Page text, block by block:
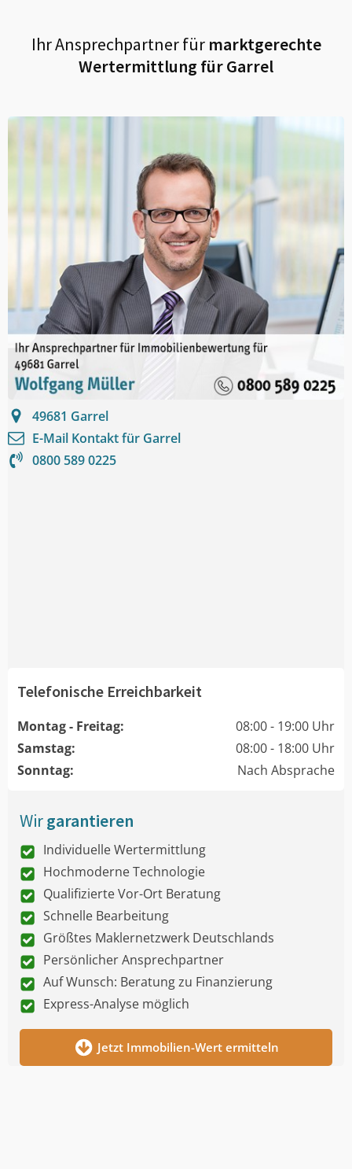
Ihr Ansprechpartner fürmarktgerechte
Wertermittlung fürGarrel
49681 Garrel
E-Mail Kontakt für Garrel
0800 589 0225
Telefonische Erreichbarkeit
Montag - Freitag:
08:00 - 19:00 Uhr
Samstag:
08:00 - 18:00 Uhr
Sonntag:
Nach Absprache
Wirgarantieren
Individuelle Wertermittlung
Hochmoderne Technologie
Qualifizierte Vor-Ort Beratung
Schnelle Bearbeitung
Größtes Maklernetzwerk Deutschlands
Persönlicher Ansprechpartner
Auf Wunsch: Beratung zu Finanzierung
Express-Analyse möglich
Jetzt Immobilien-Wert ermitteln